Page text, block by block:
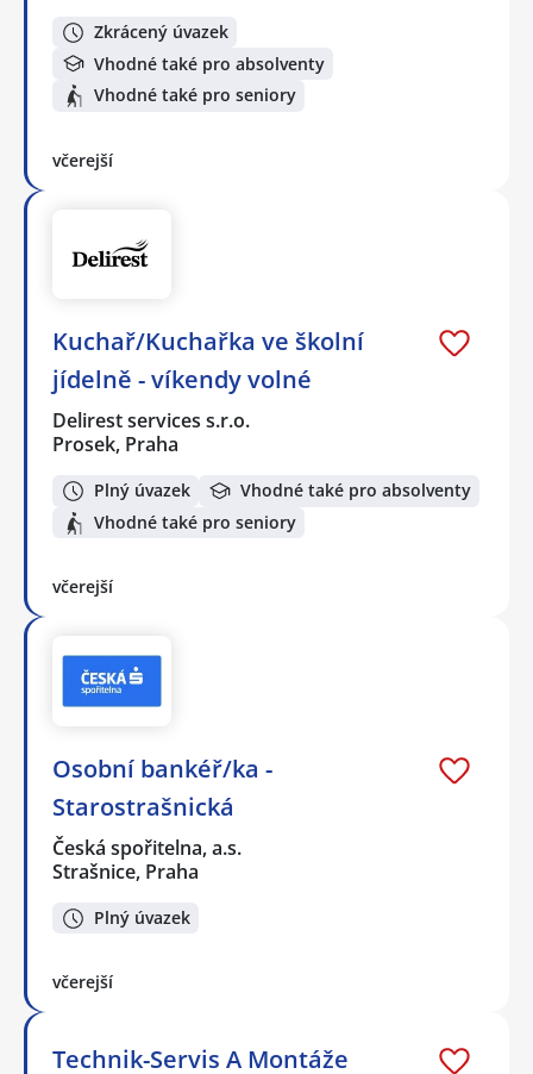
Zkrácený úvazek
Vhodné také pro absolventy
Vhodné také pro seniory
včerejší
Kuchař/Kuchařka ve školní
jídelně - víkendy volné
Delirest services s.r.o.
Prosek, Praha
Plný úvazek
Vhodné také pro absolventy
Vhodné také pro seniory
včerejší
Osobní bankéř/ka -
Starostrašnická
Česká spořitelna, a.s.
Strašnice, Praha
Plný úvazek
včerejší
Technik-Servis A Montáže